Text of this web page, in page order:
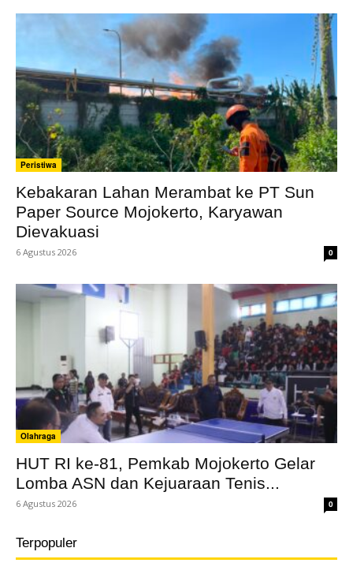
Peristiwa
Kebakaran Lahan Merambat ke PT Sun
Paper Source Mojokerto, Karyawan
Dievakuasi
6 Agustus 2026 0
Olahraga
HUT RI ke-81, Pemkab Mojokerto Gelar
Lomba ASN dan Kejuaraan Tenis...
6 Agustus 2026 0
Terpopuler